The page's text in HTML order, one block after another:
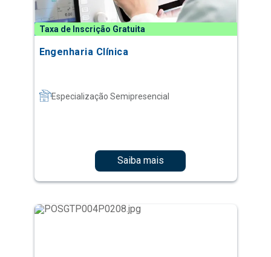
Taxa de Inscrição Gratuita
Engenharia Clínica
Especialização Semipresencial
Saiba mais